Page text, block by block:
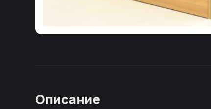
Описание